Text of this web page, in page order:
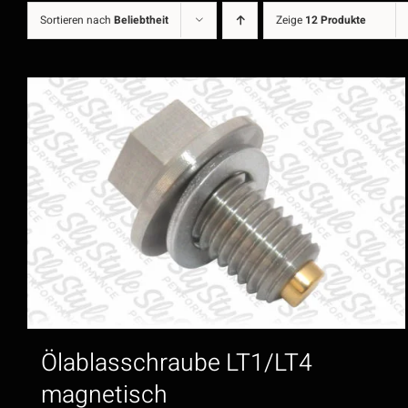
Sortieren nach Beliebtheit Zeige 12 Produkte
Ölablasschraube LT1/LT4
magnetisch